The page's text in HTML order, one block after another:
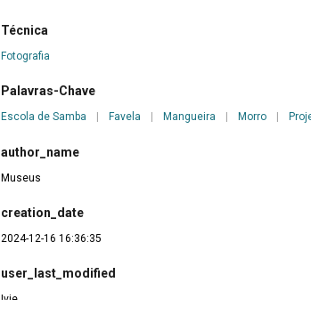
Técnica
Fotografia
Palavras-Chave
Escola de Samba Favela Mangueira Morro
author_name
Museus
creation_date
2024-12-16 16:36:35
user_last_modified
Ivie